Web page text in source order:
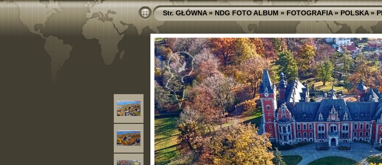
Str. GŁÓWNA»NDG FOTO ALBUM»FOTOGRAFIA»POLSKA»